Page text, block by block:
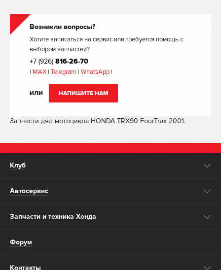
Возникли вопросы?
Хотите записаться на сервис или требуется помощь с
выбором запчастей?
+7 (926) 816-26-70
| MAX | Telegram | WhatsApp |
ИЛИ НАПИШИТЕ НАМ
Запчасти дял мотоцикла HONDA TRX90 FourTrax 2001.
Клуб
Автосервис
Запчасти и техника Хонда
Форум
Контакты